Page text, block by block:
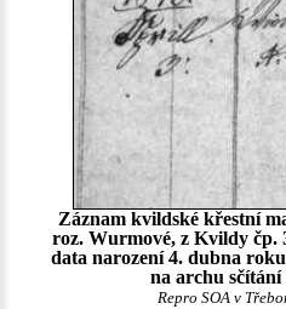
Záznam kvildské křestní
roz. Wurmové, z Kvildy čp.
data narození 4. dubna
na archu
Repro SOA v